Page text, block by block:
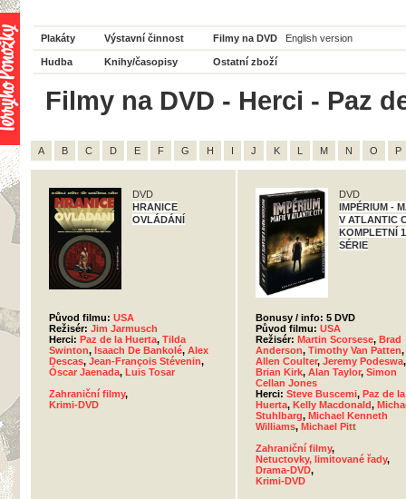
Plakáty Výstavní činnost Filmy na DVD English version
Hudba Knihy/časopisy Ostatní zboží
Filmy na DVD - Herci - Paz
A B C D E F G H I J K L M N O P
DVD
HRANICE
OVLÁDÁNÍ
Původ filmu: USA
Režisér: Jim Jarmusch
Herci: Paz de la Huerta, Tilda
Swinton, Isaach De Bankolé, Alex
Descas, Jean-François Stévenin,
Óscar Jaenada, Luis Tosar
Zahraniční filmy,
Krimi-DVD
DVD
IMPÉRIUM -
V ATLANTIC
KOMPLETNÍ
SÉRIE
Bonusy / info: 5 DVD
Původ filmu: USA
Režisér: Martin Scorsese, Brad
Anderson, Timothy Van Patten,
Allen Coulter, Jeremy Podeswa,
Brian Kirk, Alan Taylor, Simon
Cellan Jones
Herci: Steve Buscemi, Paz de la
Huerta, Kelly Macdonald,
Stuhlbarg, Michael Kenneth
Williams, Michael Pitt
Zahraniční filmy,
Netuctovky, limitované řady,
Drama-DVD,
Krimi-DVD